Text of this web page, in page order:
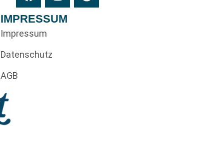
IMPRESSUM
Impressum
Datenschutz
AGB